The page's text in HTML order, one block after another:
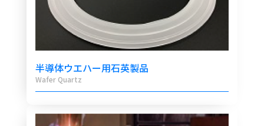
半導体ウエハー用石英製品
Wafer Quartz